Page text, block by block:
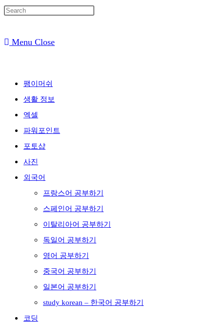
Menu Close
팽이머쉬
생활 정보
엑셀
파워포인트
포토샵
사진
외국어
프랑스어 공부하기
스페인어 공부하기
이탈리아어 공부하기
독일어 공부하기
영어 공부하기
중국어 공부하기
일본어 공부하기
study korean – 한국어 공부하기
코딩